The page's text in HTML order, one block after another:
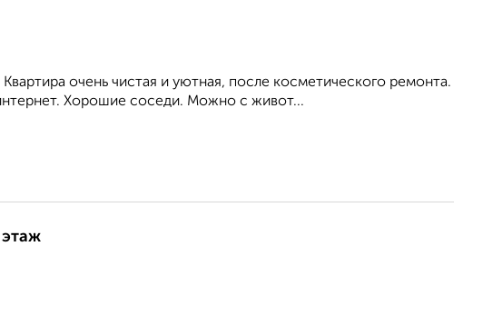
очень чистая и уютная, после косметического ремонта.
Хорошие соседи. Можно с живот...